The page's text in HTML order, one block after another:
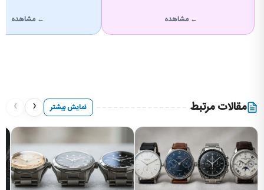
← مشاهده ← مشاهده
مقالات مرتبط نمایش بیشتر ‹
›